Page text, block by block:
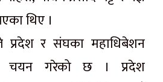
थिए ।
प्रदेश र संघका महाधिबेशन
चयन गरेको छ । प्रदेश